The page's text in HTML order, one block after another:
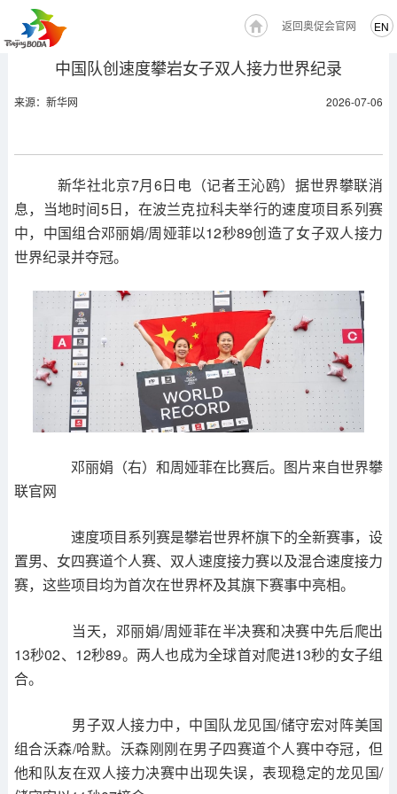
EN
返回奥促会官网
中国队创速度攀岩女子双人接力世界纪录
来源：新华网 2026-07-06
新华社北京7月6日电（记者王沁鸥）据世界攀联消
息，当地时间5日，在波兰克拉科夫举行的速度项目系列赛
中，中国组合邓丽娟/周娅菲以12秒89创造了女子双人接力
世界纪录并夺冠。
邓丽娟（右）和周娅菲在比赛后。图片来自世界攀
联官网
速度项目系列赛是攀岩世界杯旗下的全新赛事，设
置男、女四赛道个人赛、双人速度接力赛以及混合速度接力
赛，这些项目均为首次在世界杯及其旗下赛事中亮相。
当天，邓丽娟/周娅菲在半决赛和决赛中先后爬出
13秒02、12秒89。两人也成为全球首对爬进13秒的女子组
合。
男子双人接力中，中国队龙见国/储守宏对阵美国
组合沃森/哈默。沃森刚刚在男子四赛道个人赛中夺冠，但
他和队友在双人接力决赛中出现失误，表现稳定的龙见国/